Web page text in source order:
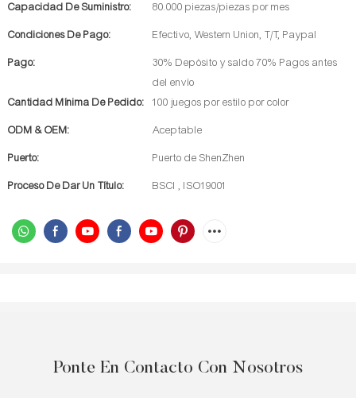
Capacidad De Suministro: 80.000 piezas/piezas por mes
Condiciones De Pago: Efectivo, Western Union, T/T, Paypal
Pago:
30% Depósito y saldo 70% Pagos antes
del envío
Cantidad Mínima De Pedido:
100 juegos por estilo por color
ODM & OEM: Aceptable
Puerto: Puerto de ShenZhen
Proceso De Dar Un Título: BSCI , ISO19001
Ponte En Contacto Con Nosotros